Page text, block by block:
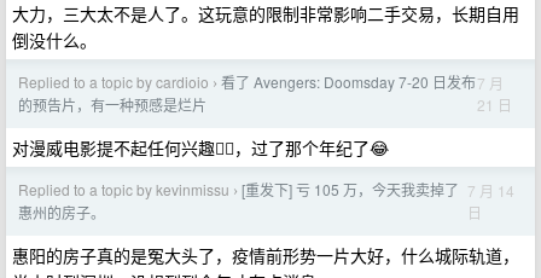
大力，三大太不是人了。这玩意的限制非常影响二手交易，长期自用
倒没什么。
Replied to a topic by cardioio › 看了 Avengers: Doomsday 7-20 日发布
的预告片，有一种预感是烂片
7 月
21 日
对漫威电影提不起任何兴趣😮‍💨，过了那个年纪了😂
Replied to a topic by kevinmissu › [重发下] 亏 105 万，今天我卖掉了
惠州的房子。
7 月 14
日
惠阳的房子真的是冤大头了，疫情前形势一片大好，什么城际轨道，